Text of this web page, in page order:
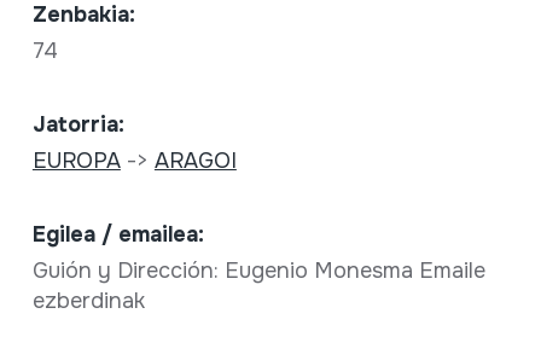
Zenbakia:
74
Jatorria:
EUROPA-> ARAGOI
Egilea / emailea:
Guión y Dirección: Eugenio Monesma Emaile
ezberdinak